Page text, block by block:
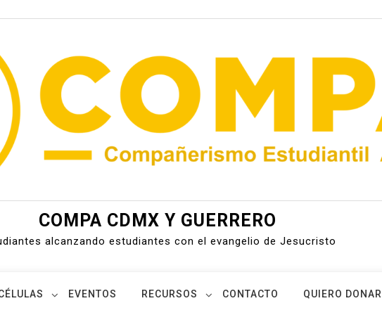
COMPA CDMX Y GUERRERO
alcanzando estudiantes con el evangelio de Jesucristo
EVENTOS RECURSOS CONTACTO QUIERO DONAR